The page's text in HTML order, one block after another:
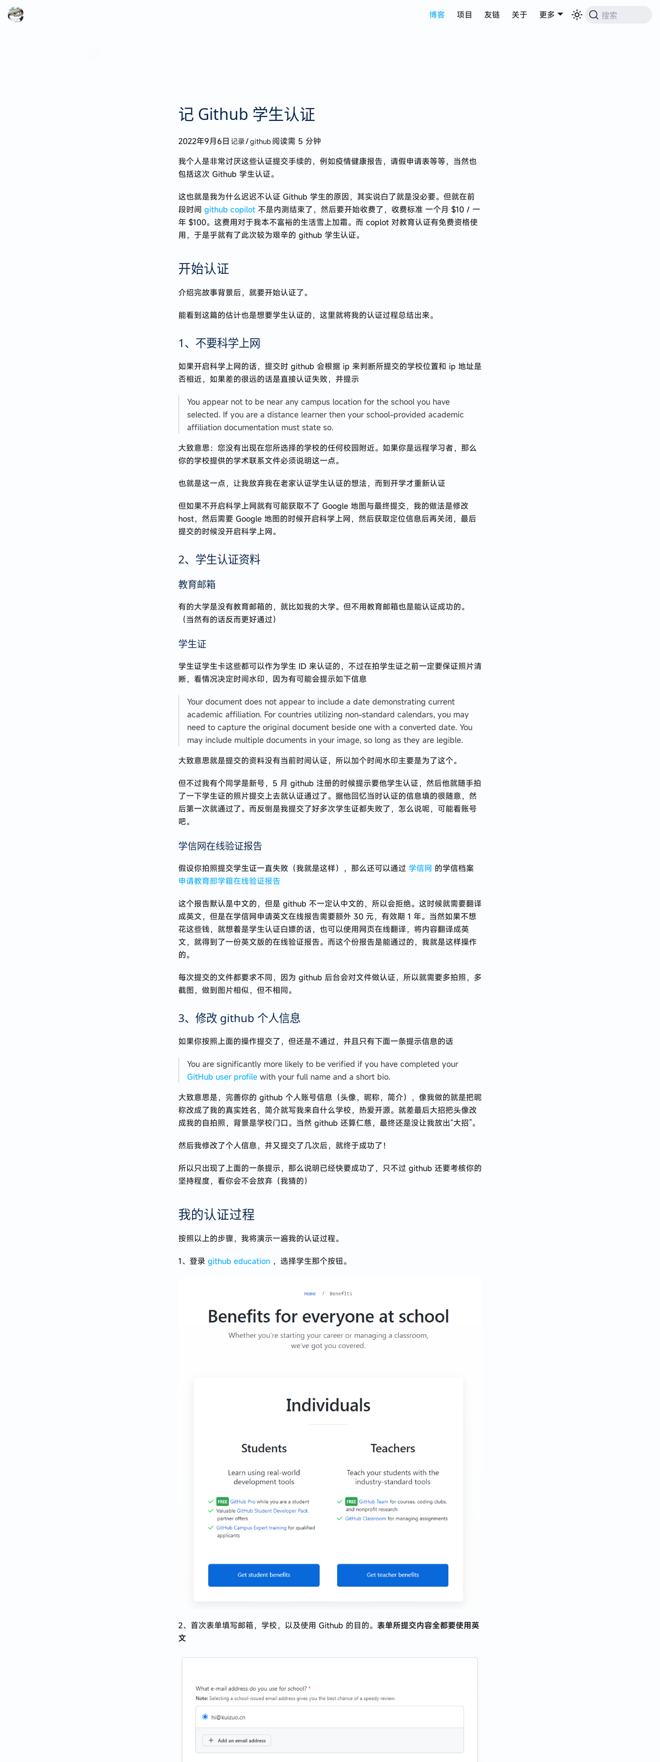
博客 项目 友链 关于 更多 搜索
记 Github 学生认证
2022年9月6日 记录/github 阅读需 5 分钟
我个人是非常讨厌这些认证提交手续的，例如疫情健康报告，请假申请表等等，当然也
包括这次 Github 学生认证。
这也就是我为什么迟迟不认证 Github 学生的原因，其实说白了就是没必要。但就在前
段时间 github copilot不是内测结束了，然后要开始收费了，收费标准 一个月 $10 / 一
年 $100。这费用对于我本不富裕的生活雪上加霜。而 coplot 对教育认证有免费资格使
用，于是乎就有了此次较为艰辛的 github 学生认证。
开始认证
介绍完故事背景后，就要开始认证了。
能看到这篇的估计也是想要学生认证的，这里就将我的认证过程总结出来。
1、不要科学上网
如果开启科学上网的话，提交时 github 会根据 ip 来判断所提交的学校位置和 ip 地址是
否相近，如果差的很远的话是直接认证失败，并提示
You appear not to be near any campus location for the school you have
selected. If you are a distance learner then your school-provided academic
affiliation documentation must state so.
大致意思：您没有出现在您所选择的学校的任何校园附近。如果你是远程学习者，那么
你的学校提供的学术联系文件必须说明这一点。
也就是这一点，让我放弃我在老家认证学生认证的想法，而到开学才重新认证
但如果不开启科学上网就有可能获取不了 Google 地图与最终提交，我的做法是修改
host，然后需要 Google 地图的时候开启科学上网，然后获取定位信息后再关闭，最后
提交的时候没开启科学上网。
2、学生认证资料
教育邮箱
有的大学是没有教育邮箱的，就比如我的大学。但不用教育邮箱也是能认证成功的。
（当然有的话反而更好通过）
学生证
学生证学生卡这些都可以作为学生 ID 来认证的，不过在拍学生证之前一定要保证照片清
晰，看情况决定时间水印，因为有可能会提示如下信息
Your document does not appear to include a date demonstrating current
academic affiliation. For countries utilizing non-standard calendars, you may
need to capture the original document beside one with a converted date. You
may include multiple documents in your image, so long as they are legible.
大致意思就是提交的资料没有当前时间认证，所以加个时间水印主要是为了这个。
但不过我有个同学是新号，5 月 github 注册的时候提示要他学生认证，然后他就随手拍
了一下学生证的照片提交上去就认证通过了。据他回忆当时认证的信息填的很随意，然
后第一次就通过了。而反倒是我提交了好多次学生证都失败了，怎么说呢，可能看账号
吧。
学信网在线验证报告
假设你拍照提交学生证一直失败（我就是这样），那么还可以通过 学信网 的学信档案
申请教育部学籍在线验证报告
这个报告默认是中文的，但是 github 不一定认中文的，所以会拒绝。这时候就需要翻译
成英文，但是在学信网申请英文在线报告需要额外 30 元，有效期 1 年。当然如果不想
花这些钱，就想着是学生认证白嫖的话，也可以使用网页在线翻译，将内容翻译成英
文，就得到了一份英文版的在线验证报告。而这个份报告是能通过的，我就是这样操作
的。
每次提交的文件都要求不同，因为 github 后台会对文件做认证，所以就需要多拍照，多
截图，做到图片相似，但不相同。
3、修改 github 个人信息
如果你按照上面的操作提交了，但还是不通过，并且只有下面一条提示信息的话
You are significantly more likely to be verified if you have completed your
GitHub user profilewith your full name and a short bio.
大致意思是，完善你的 github 个人账号信息（头像，昵称，简介），像我做的就是把昵
称改成了我的真实姓名，简介就写我来自什么学校，热爱开源。就差最后大招把头像改
成我的自拍照，背景是学校门口。当然 github 还算仁慈，最终还是没让我放出“大招”。
然后我修改了个人信息，并又提交了几次后，就终于成功了！
所以只出现了上面的一条提示，那么说明已经快要成功了，只不过 github 还要考核你的
坚持程度，看你会不会放弃（我猜的）
我的认证过程
按照以上的步骤，我将演示一遍我的认证过程。
1、登录 github education，选择学生那个按钮。
2、首次表单填写邮箱，学校，以及使用 Github 的目的。 表单所提交内容全都要使用英
文